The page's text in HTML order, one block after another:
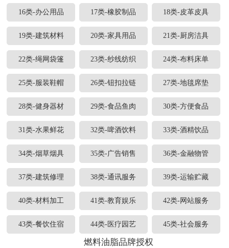
16类-办公用品 17类-橡胶制品 18类-皮革皮具
19类-建筑材料 20类-家具用品 21类-厨房洁具
22类-绳网袋篷 23类-纱线纺织 24类-布料床单
25类-服装鞋帽 26类-钮扣拉链 27类-地毯席垫
28类-健身器材 29类-食品鱼肉 30类-方便食品
31类-水果鲜花 32类-啤酒饮料 33类-酒精饮品
34类-烟草烟具 35类-广告销售 36类-金融物管
37类-建筑修理 38类-通讯服务 39类-运输贮藏
40类-材料加工 41类-教育娱乐 42类-网站服务
43类-餐饮住宿 44类-医疗园艺 45类-社会服务
燃料油脂品牌授权